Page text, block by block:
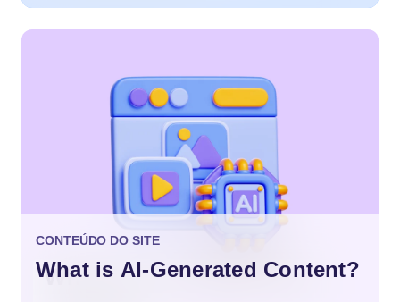
CONTEÚDO DO SITE
What is AI-Generated Content?